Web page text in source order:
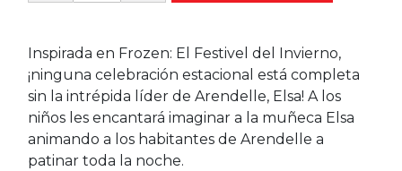
Inspirada en Frozen: El Festivel del Invierno,
¡ninguna celebración estacional está completa
sin la intrépida líder de Arendelle, Elsa! A los
niños les encantará imaginar a la muñeca Elsa
animando a los habitantes de Arendelle a
patinar toda la noche.